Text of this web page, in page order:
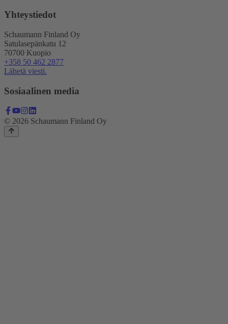
Yhteystiedot
Schaumann Finland Oy
Satulasepänkatu 12
70700 Kuopio
+358 50 462 2877
Lähetä viesti.
Sosiaalinen media
© 2026 Schaumann Finland Oy